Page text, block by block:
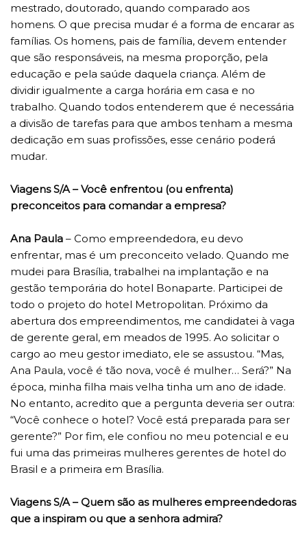
mestrado, doutorado, quando comparado aos
homens. O que precisa mudar é a forma de encarar as
famílias. Os homens, pais de família, devem entender
que são responsáveis, na mesma proporção, pela
educação e pela saúde daquela criança. Além de
dividir igualmente a carga horária em casa e no
trabalho. Quando todos entenderem que é necessária
a divisão de tarefas para que ambos tenham a mesma
dedicação em suas profissões, esse cenário poderá
mudar.
Viagens S/A – Você enfrentou (ou enfrenta)
preconceitos para comandar a empresa?
Ana Paula – Como empreendedora, eu devo
enfrentar, mas é um preconceito velado. Quando me
mudei para Brasília, trabalhei na implantação e na
gestão temporária do hotel Bonaparte. Participei de
todo o projeto do hotel Metropolitan. Próximo da
abertura dos empreendimentos, me candidatei à vaga
de gerente geral, em meados de 1995. Ao solicitar o
cargo ao meu gestor imediato, ele se assustou. “Mas,
Ana Paula, você é tão nova, você é mulher… Será?” Na
época, minha filha mais velha tinha um ano de idade.
No entanto, acredito que a pergunta deveria ser outra:
“Você conhece o hotel? Você está preparada para ser
gerente?” Por fim, ele confiou no meu potencial e eu
fui uma das primeiras mulheres gerentes de hotel do
Brasil e a primeira em Brasília.
Viagens S/A – Quem são as mulheres empreendedoras
que a inspiram ou que a senhora admira?